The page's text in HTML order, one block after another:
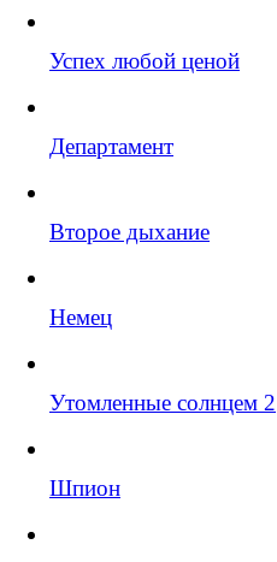
Успех любой ценой
Департамент
Второе дыхание
Немец
Утомленные солнцем 2
Шпион